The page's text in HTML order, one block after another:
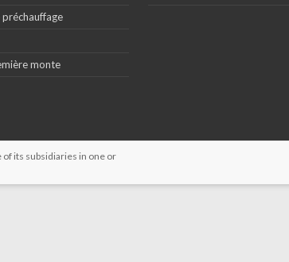
monte
its subsidiaries in one or